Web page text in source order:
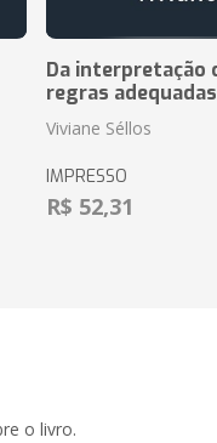
Da interpretação
regras
Viviane Séllos
IMPRESSO
R$ 52,31
o livro.